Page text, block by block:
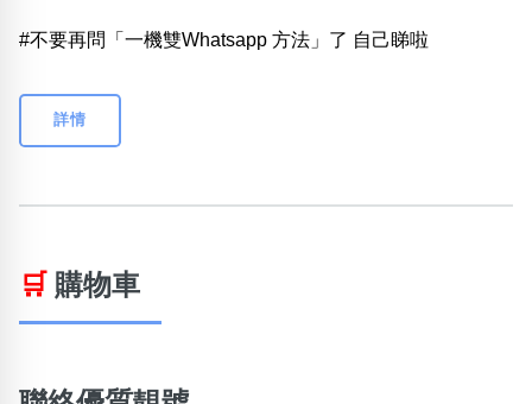
#不要再問「一機雙Whatsapp 方法」了 自己睇啦
詳情
🛒 購物車